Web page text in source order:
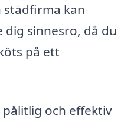
städfirma kan
dig sinnesro, då du
på ett
och effektiv